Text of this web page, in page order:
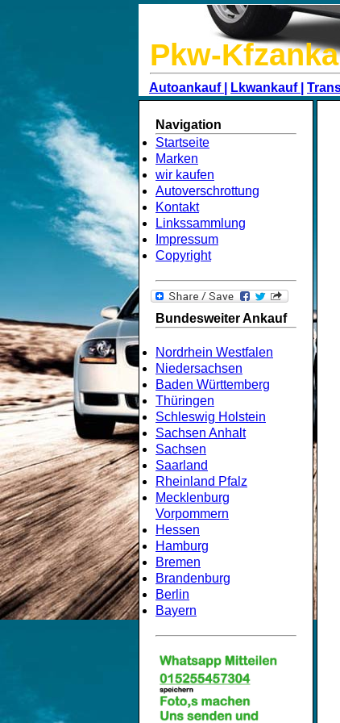
Pkw-
Autoankauf | Lkwankauf |
Navigation
Startseite
Marken
wir kaufen
Autoverschrottung
Kontakt
Linkssammlung
Impressum
Copyright
Bundesweiter Ankauf
Nordrhein Westfalen
Niedersachsen
Baden Württemberg
Thüringen
Schleswig Holstein
Sachsen Anhalt
Sachsen
Saarland
Rheinland Pfalz
Mecklenburg
Vorpommern
Hessen
Hamburg
Bremen
Brandenburg
Berlin
Bayern